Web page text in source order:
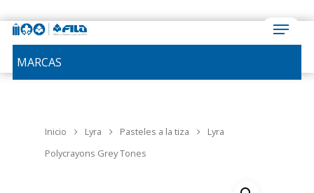
MARCAS
Inicio Lyra Pasteles a la tiza
Lyra
Polycrayons Grey Tones